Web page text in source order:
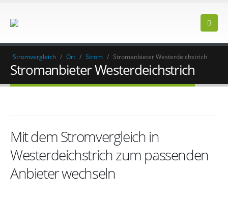
Stromvergleich / Ort / Strom / Stromanbieter Westerdeichstrich
Stromanbieter Westerdeichstrich
Mit dem Stromvergleich in
Westerdeichstrich zum passenden
Anbieter wechseln